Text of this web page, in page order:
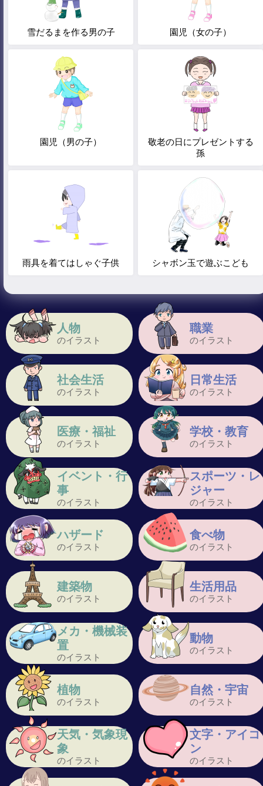
人物
のイラスト
職業
のイラスト
社会生活
のイラスト
日常生活
のイラスト
医療・福祉
のイラスト
学校・教育
のイラスト
イベント・行
事
のイラスト
スポーツ・レ
ジャー
のイラスト
ハザード
のイラスト
食べ物
のイラスト
建築物
のイラスト
生活用品
のイラスト
メカ・機械装
置
のイラスト
動物
のイラスト
植物
のイラスト
自然・宇宙
のイラスト
天気・気象現
象
のイラスト
文字・アイコ
ン
のイラスト
雪だるまを作る男の子 園児（女の子）
園児（男の子）
敬老の日にプレゼントする
孫
雨具を着てはしゃぐ子供 シャボン玉で遊ぶこども